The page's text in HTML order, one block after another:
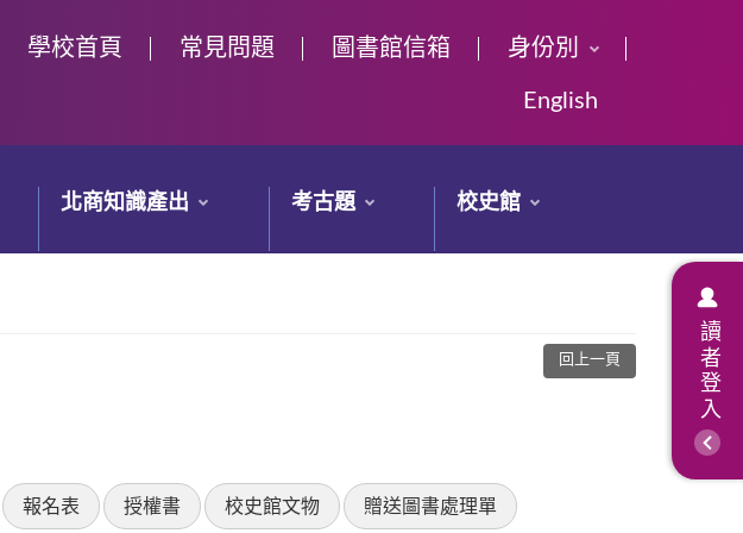
學校首頁 常見問題 圖書館信箱 身份別
English
北商知識產出 考古題 校史館
讀者登入
回上一頁
報名表 授權書 校史館文物 贈送圖書處理單